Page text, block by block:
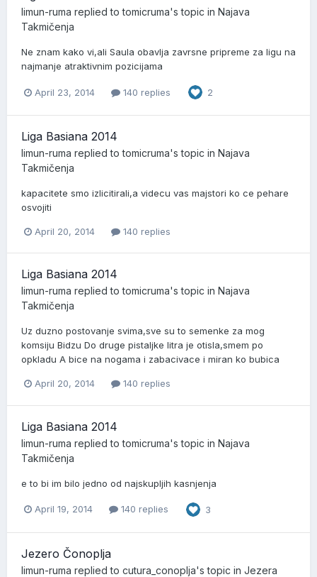
limun-ruma replied totomicruma's topic in Najava
Takmičenja
Ne znam kako vi,ali Saula obavlja zavrsne pripreme za ligu na
najmanje atraktivnim pozicijama
April 23, 2014 140 replies 2
Liga Basiana 2014
limun-ruma replied totomicruma's topic in Najava
Takmičenja
kapacitete smo izlicitirali,a videcu vas majstori ko ce pehare
osvojiti
April 20, 2014 140 replies
Liga Basiana 2014
limun-ruma replied totomicruma's topic in Najava
Takmičenja
Uz duzno postovanje svima,sve su to semenke za mog
komsiju Bidzu Do druge pistaljke litra je otisla,smem po
opkladu A bice na nogama i zabacivace i miran ko bubica
April 20, 2014 140 replies
Liga Basiana 2014
limun-ruma replied totomicruma's topic in Najava
Takmičenja
e to bi im bilo jedno od najskupljih kasnjenja
April 19, 2014 140 replies 3
Jezero Čonoplja
limun-ruma replied to cutura_conoplja's topic in Jezera